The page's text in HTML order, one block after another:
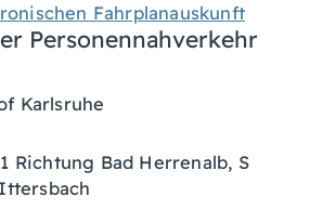
Fahrplanauskunft
Personennahverkehr
Karlsruhe
Richtung Bad Herrenalb, S